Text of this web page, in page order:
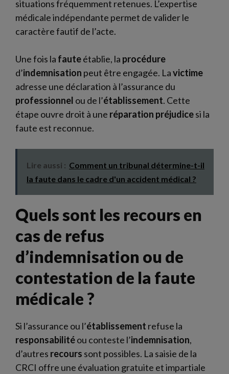
situations fréquemment retenues. L’expertise
médicale indépendante permet de valider le
caractère fautif de l’acte.
Une fois la fauteétablie, la procédure
d’indemnisation peut être engagée. Lavictime
adresse une déclaration à l’assurance du
professionnel ou de l’établissement. Cette
étape ouvre droit à une réparation préjudicesi la
faute est reconnue.
Lire aussi : Comment un tribunal détermine-t-il
la faute dans le cadre d'un accident médical ?
Quels sont les recours en
cas de refus
d’indemnisation ou de
contestation de la faute
médicale ?
Si l’assurance ou l’établissement refuse la
responsabilitéou conteste l’indemnisation,
d’autres recours sont possibles. La saisie de la
CRCI offre une évaluation gratuite et impartiale